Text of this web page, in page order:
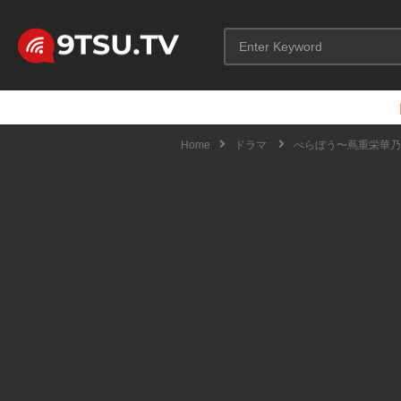
Home ドラマ べらぼう〜蔦重栄華